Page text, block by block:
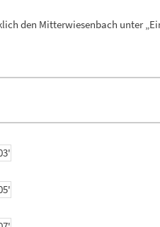
den Mitterwiesenbach unter